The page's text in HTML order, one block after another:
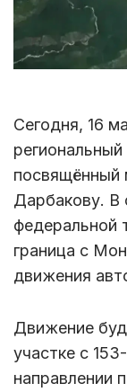
Сегодня, 16
посвящённый
Дарбакову. В
федеральной
граница с
движения
Движение
участке с
направлении